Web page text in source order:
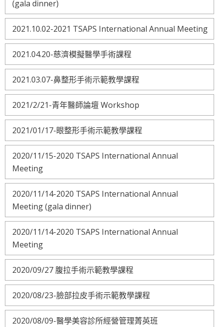
(gala dinner)
2021.10.02-2021 TSAPS International Annual Meeting
2021.04.20-慈濟模擬醫學手術課程
2021.03.07-鼻整形手術示範教學課程
2021/2/21-青年醫師論壇 Workshop
2021/01/17-眼整形手術示範教學課程
2020/11/15-2020 TSAPS International Annual
Meeting
2020/11/14-2020 TSAPS International Annual
Meeting (gala dinner)
2020/11/14-2020 TSAPS International Annual
Meeting
2020/09/27 腹拉手術示範教學課程
2020/08/23-臉部拉皮手術示範教學課程
2020/08/09-醫學美容診所經營管理菁英班